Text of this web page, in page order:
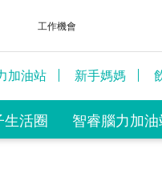
工作機會
加油站 新手媽媽
生活圈 智睿腦力加